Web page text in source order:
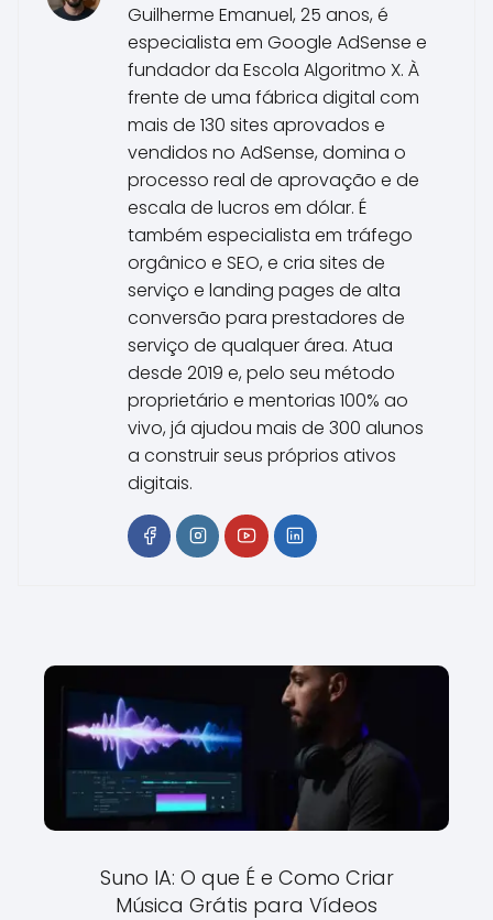
Guilherme Emanuel, 25 anos, é
especialista em Google AdSense e
fundador da Escola Algoritmo X. À
frente de uma fábrica digital com
mais de 130 sites aprovados e
vendidos no AdSense, domina o
processo real de aprovação e de
escala de lucros em dólar. É
também especialista em tráfego
orgânico e SEO, e cria sites de
serviço e landing pages de alta
conversão para prestadores de
serviço de qualquer área. Atua
desde 2019 e, pelo seu método
proprietário e mentorias 100% ao
vivo, já ajudou mais de 300 alunos
a construir seus próprios ativos
digitais.
Suno IA: O que É e Como Criar
Música Grátis para Vídeos